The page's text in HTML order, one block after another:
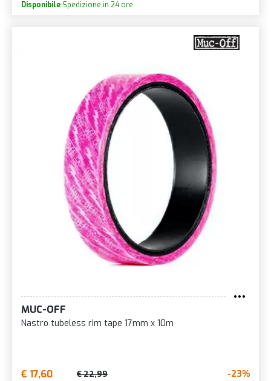
Disponibile Spedizione in 24 ore
MUC-OFF
Nastro tubeless rim tape 17mm x 10m
€ 17,60 € 22,99 -23%